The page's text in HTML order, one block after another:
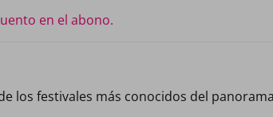
en el abono.
los festivales más conocidos del